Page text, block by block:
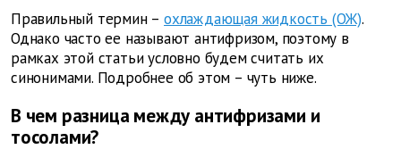
Правильный термин – охлаждающая жидкость (ОЖ).
Однако часто ее называют антифризом, поэтому в
рамках этой статьи условно будем считать их
синонимами. Подробнее об этом – чуть ниже.
В чем разница между антифризами и
тосолами?